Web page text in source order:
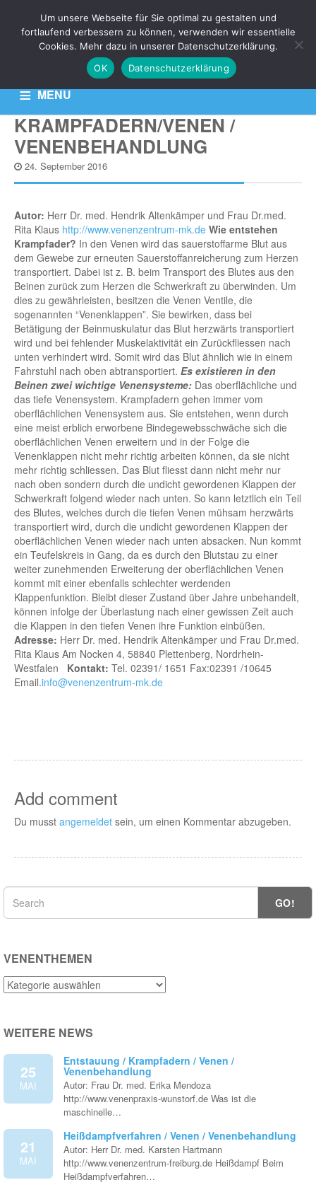
MENU
HOME KONTAKT DATENSCHUTZERKLÄRUNG
NEWS
Aktuelle News zu Ihren Venen-Themen: Krampfadern,
Besenreiser & Co
KRAMPFADERN/VENEN /
VENENBEHANDLUNG
24. September 2016
Autor: Herr Dr. med. Hendrik Altenkämper und Frau Dr.med.
Rita Klaus http://www.venenzentrum-mk.de Wie entstehen
Krampfader? In den Venen wird das sauerstoffarme Blut aus
dem Gewebe zur erneuten Sauerstoffanreicherung zum Herzen
transportiert. Dabei ist z. B. beim Transport des Blutes aus den
Beinen zurück zum Herzen die Schwerkraft zu überwinden. Um
dies zu gewährleisten, besitzen die Venen Ventile, die
sogenannten “Venenklappen”. Sie bewirken, dass bei
Betätigung der Beinmuskulatur das Blut herzwärts transportiert
wird und bei fehlender Muskelaktivität ein Zurückfliessen nach
unten verhindert wird. Somit wird das Blut ähnlich wie in einem
Fahrstuhl nach oben abtransportiert. Es existieren in den
Beinen zwei wichtige Venensysteme: Das oberflächliche und
das tiefe Venensystem. Krampfadern gehen immer vom
oberflächlichen Venensystem aus. Sie entstehen, wenn durch
eine meist erblich erworbene Bindegewebsschwäche sich die
oberflächlichen Venen erweitern und in der Folge die
Venenklappen nicht mehr richtig arbeiten können, da sie nicht
mehr richtig schliessen. Das Blut fliesst dann nicht mehr nur
nach oben sondern durch die undicht gewordenen Klappen der
Schwerkraft folgend wieder nach unten. So kann letztlich ein Teil
des Blutes, welches durch die tiefen Venen mühsam herzwärts
transportiert wird, durch die undicht gewordenen Klappen der
oberflächlichen Venen wieder nach unten absacken. Nun kommt
ein Teufelskreis in Gang, da es durch den Blutstau zu einer
weiter zunehmenden Erweiterung der oberflächlichen Venen
kommt mit einer ebenfalls schlechter werdenden
Klappenfunktion. Bleibt dieser Zustand über Jahre unbehandelt,
können infolge der Überlastung nach einer gewissen Zeit auch
die Klappen in den tiefen Venen ihre Funktion einbüßen.
Adresse: Herr Dr. med. Hendrik Altenkämper und Frau Dr.med.
Rita Klaus Am Nocken 4, 58840 Plettenberg, Nordrhein-
Westfalen Kontakt: Tel. 02391/ 1651 Fax:02391 /10645
Email.info@venenzentrum-mk.de
Add comment
Du musst angemeldet sein, um einen Kommentar abzugeben.
GO!
VENENTHEMEN
Venenthemen
WEITERE NEWS
25
MAI
Entstauung / Krampfadern / Venen /
Venenbehandlung
Autor: Frau Dr. med. Erika Mendoza
http://www.venenpraxis-wunstorf.de Was ist die
maschinelle…
21
MAI
Heißdampfverfahren / Venen / Venenbehandlung
Autor: Herr Dr. med. Karsten Hartmann
http://www.venenzentrum-freiburg.de Heißdampf Beim
Heißdampfverfahren…
Um unsere Webseite für Sie optimal zu gestalten und
fortlaufend verbessern zu können, verwenden wir essentielle
Cookies. Mehr dazu in unserer Datenschutzerklärung.
OK
Datenschutzerklärung